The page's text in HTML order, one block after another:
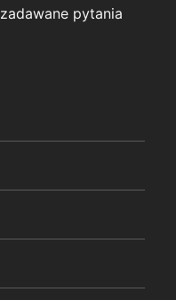
zadawane pytania